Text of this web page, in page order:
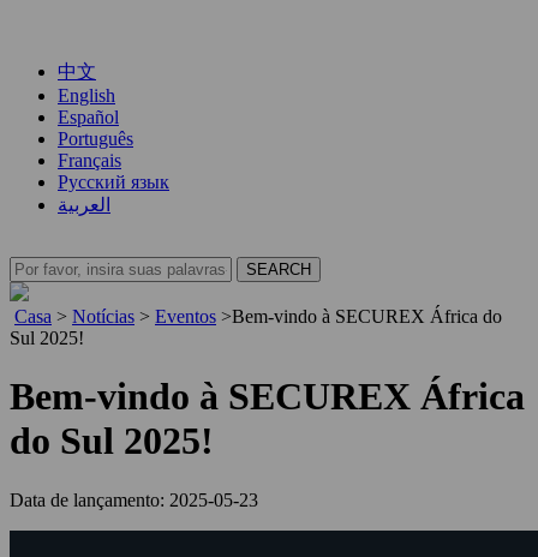
中文
English
Español
Português
Français
Русский язык
العربية
Casa > Notícias > Eventos >Bem-vindo à SECUREX África do
Sul 2025!
Bem-vindo à SECUREX África
do Sul 2025!
Data de lançamento: 2025-05-23